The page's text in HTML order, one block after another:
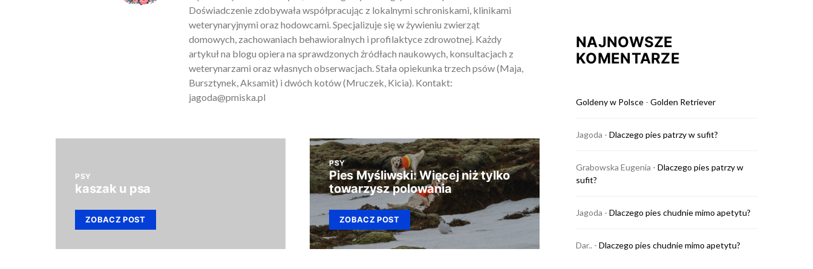
Doświadczenie zdobywała współpracując z lokalnymi schroniskami, klinikami
weterynaryjnymi oraz hodowcami. Specjalizuje się w żywieniu zwierząt
domowych, zachowaniach behawioralnych i profilaktyce zdrowotnej. Każdy
artykuł na blogu opiera na sprawdzonych źródłach naukowych, konsultacjach z
weterynarzami oraz własnych obserwacjach. Stała opiekunka trzech psów (Maja,
Bursztynek, Aksamit) i dwóch kotów (Mruczek, Kicia). Kontakt:
jagoda@pmiska.pl
PSY
kaszak u psa
ZOBACZ POST
PSY
Pies Myśliwski: Więcej niż tylko
towarzysz polowania
ZOBACZ POST
NAJNOWSZE
KOMENTARZE
Goldeny w Polsce - Golden Retriever
Jagoda - Dlaczego pies patrzy w sufit?
Grabowska Eugenia - Dlaczego pies patrzy w
sufit?
Jagoda - Dlaczego pies chudnie mimo apetytu?
Dar.. - Dlaczego pies chudnie mimo apetytu?